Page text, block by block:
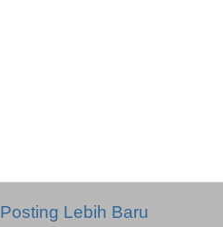
Posting Lebih Baru